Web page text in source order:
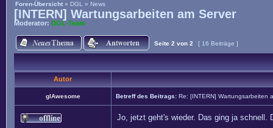
Foren-Übersicht » DGL » News
[INTERN] Wartungsarbeiten am Server
Moderator: DGL-Team
Seite 2 von 2 [ 16 Beiträge ]
Autor
glAwesome Betreff des Beitrags: Re: [INTERN] Wartungsarbeiten
Jo, jetzt geht's wieder. Das ging ja schnell.